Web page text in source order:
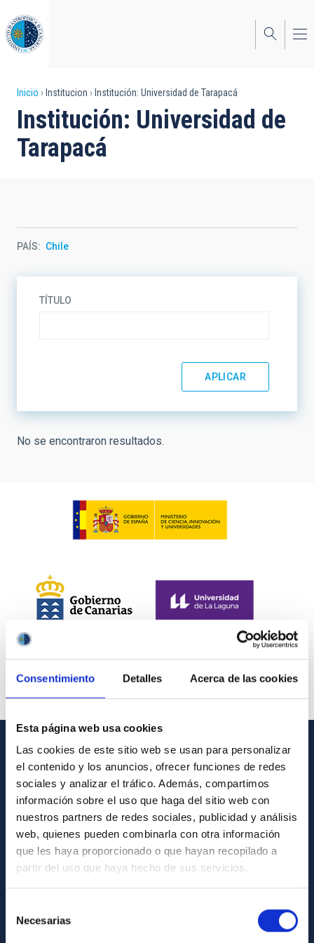
Consentimiento Detalles Acerca de las cookies
Esta página web usa cookies
Las cookies de este sitio web se usan para personalizar
el contenido y los anuncios, ofrecer funciones de redes
sociales y analizar el tráfico. Además, compartimos
información sobre el uso que haga del sitio web con
nuestros partners de redes sociales, publicidad y análisis
web, quienes pueden combinarla con otra información
que les haya proporcionado o que hayan recopilado a
partir del uso que haya hecho de sus servicios.
Necesarias
al
contenido
principal
Sobrescribir
enlaces
de
navegación
Inicio Institucion Institución: Universidad de Tarapacá
Institución: Universidad de
Tarapacá
PAÍS Chile
TÍTULO
No se encontraron resultados.
INFORMACIÓN GENERAL
Contacto
Cómo llegar al IAC
Directorio de personal
Biblioteca
Registro general
INFORMACIÓN INSTITUCIONAL